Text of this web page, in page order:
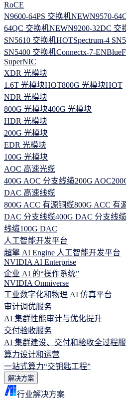
RoCE
N9600-64PS 交换机NEWN9570-
64QC 交换机NEWN9200-32DC 交
SN5610 交换机HOTSpectrum-4
SN5400 交换机Connectx-7-EN
SuperNIC
XDR 光模块
1.6T 光模块HOT800G 光模块HOT
NDR 光模块
800G 光模块400G 光模块
HDR 光模块
200G 光模块
EDR 光模块
100G 光模块
AOC 高速光缆
400G AOC 分支线缆200G AOC
DAC 高速线缆
800G ACC 有源铜缆800G ACC 有
DAC 分支线缆400G DAC 分支线缆
线缆100G DAC
人工智能开发平台
超擎 AI Engine 人工智能开发平台
NVIDIA AI Enterprise
企业 AI 的“操作系统”
NVIDIA Omniverse
工业数字化和物理 AI 仿真平台
审计调优服务
AI 集群性能审计与优化提升
交付验收服务
AI 集群建设、交付和验收全过程
算力设计和运营
一站式算力“交钥匙工程”
解决方案
行业解决方案